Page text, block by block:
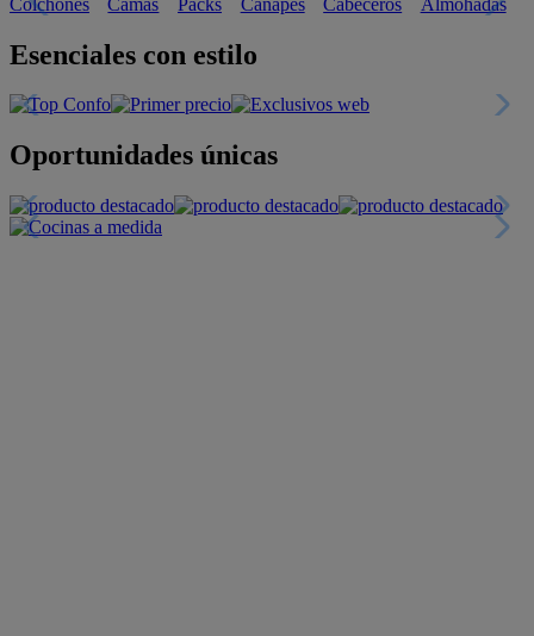
Esenciales con estilo
Oportunidades únicas